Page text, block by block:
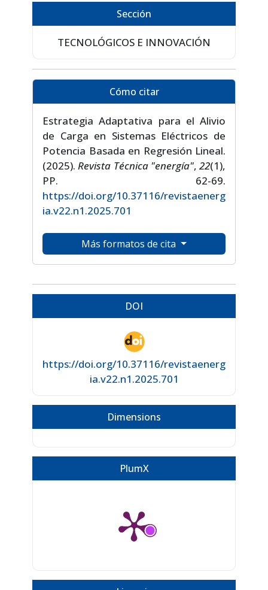
Sección
TECNOLÓGICOS E INNOVACIÓN
Cómo citar
Estrategia Adaptativa para el Alivio
de Carga en Sistemas Eléctricos de
Potencia Basada en Regresión Lineal.
(2025).Revista Técnica "energía", 22(1),
PP. 62-69.
https://doi.org/10.37116/revistaenerg
ia.v22.n1.2025.701
Más formatos de cita
DOI
https://doi.org/10.37116/revistaenerg
ia.v22.n1.2025.701
Dimensions
PlumX